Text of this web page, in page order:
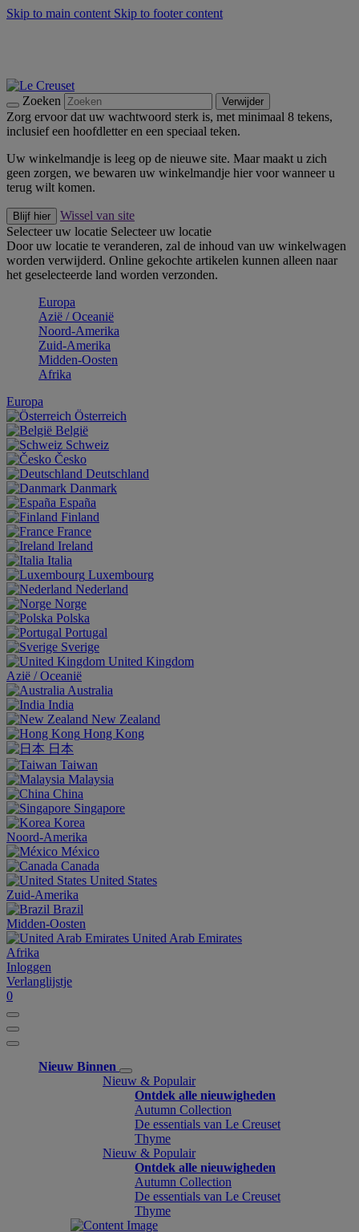
Skip to main content Skip to footer content
Zoeken Verwijder
Zorg ervoor dat uw wachtwoord sterk is, met minimaal 8 tekens,
inclusief een hoofdletter en een speciaal teken.
Uw winkelmandje is leeg op de nieuwe site. Maar maakt u zich
geen zorgen, we bewaren uw winkelmandje hier voor wanneer u
terug wilt komen.
Blijf hier
Wissel van site
Selecteer uw locatie Selecteer uw locatie
Door uw locatie te veranderen, zal de inhoud van uw winkelwagen
worden verwijderd. Online gekochte artikelen kunnen alleen naar
het geselecteerde land worden verzonden.
Europa
Aziё / Oceaniё
Noord-Amerika
Zuid-Amerika
Midden-Oosten
Afrika
Europa
Österreich
België
Schweiz
Česko
Deutschland
Danmark
España
Finland
France
Ireland
Italia
Luxembourg
Nederland
Norge
Polska
Portugal
Sverige
United Kingdom
Aziё / Oceaniё
Australia
India
New Zealand
Hong Kong
日本
Taiwan
Malaysia
China
Singapore
Korea
Noord-Amerika
México
Canada
United States
Zuid-Amerika
Brazil
Midden-Oosten
United Arab Emirates
Afrika
Inloggen
Verlanglijstje
0
Nieuw Binnen
Nieuw & Populair
Ontdek alle nieuwigheden
Autumn Collection
De essentials van Le Creuset
Thyme
Nieuw & Populair
Ontdek alle nieuwigheden
Autumn Collection
De essentials van Le Creuset
Thyme